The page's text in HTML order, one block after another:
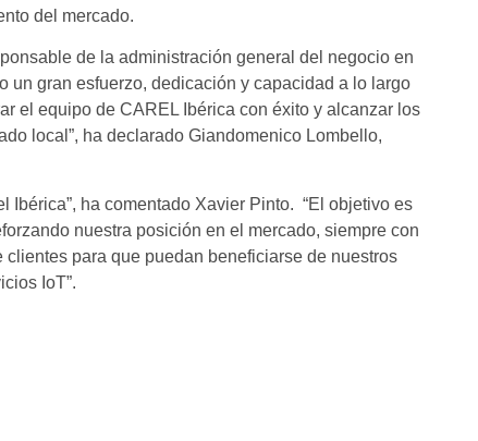
del mercado.
de la administración general del negocio en
un gran esfuerzo, dedicación y capacidad a lo largo
el equipo de CAREL Ibérica con éxito y alcanzar los
local”, ha declarado Giandomenico Lombello,
Ibérica”, ha comentado Xavier Pinto. “El objetivo es
nuestra posición en el mercado, siempre con
para que puedan beneficiarse de nuestros
IoT”.